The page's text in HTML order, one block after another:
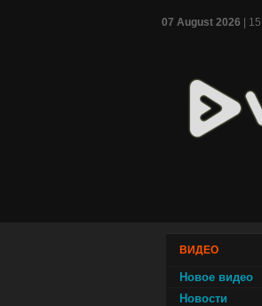
07 August 2026 |
ВИДЕО
Новое видео
Новости